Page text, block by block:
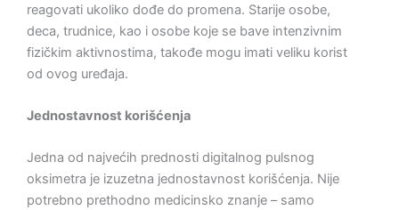
reagovati ukoliko dođe do promena. Starije osobe,
deca, trudnice, kao i osobe koje se bave intenzivnim
fizičkim aktivnostima, takođe mogu imati veliku korist
od ovog uređaja.
Jednostavnost korišćenja
Jedna od najvećih prednosti digitalnog pulsnog
oksimetra je izuzetna jednostavnost korišćenja. Nije
potrebno prethodno medicinsko znanje – samo